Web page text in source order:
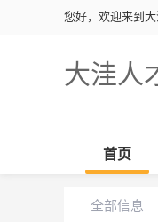
您好，欢迎来到大
大洼人
首页
全部信息